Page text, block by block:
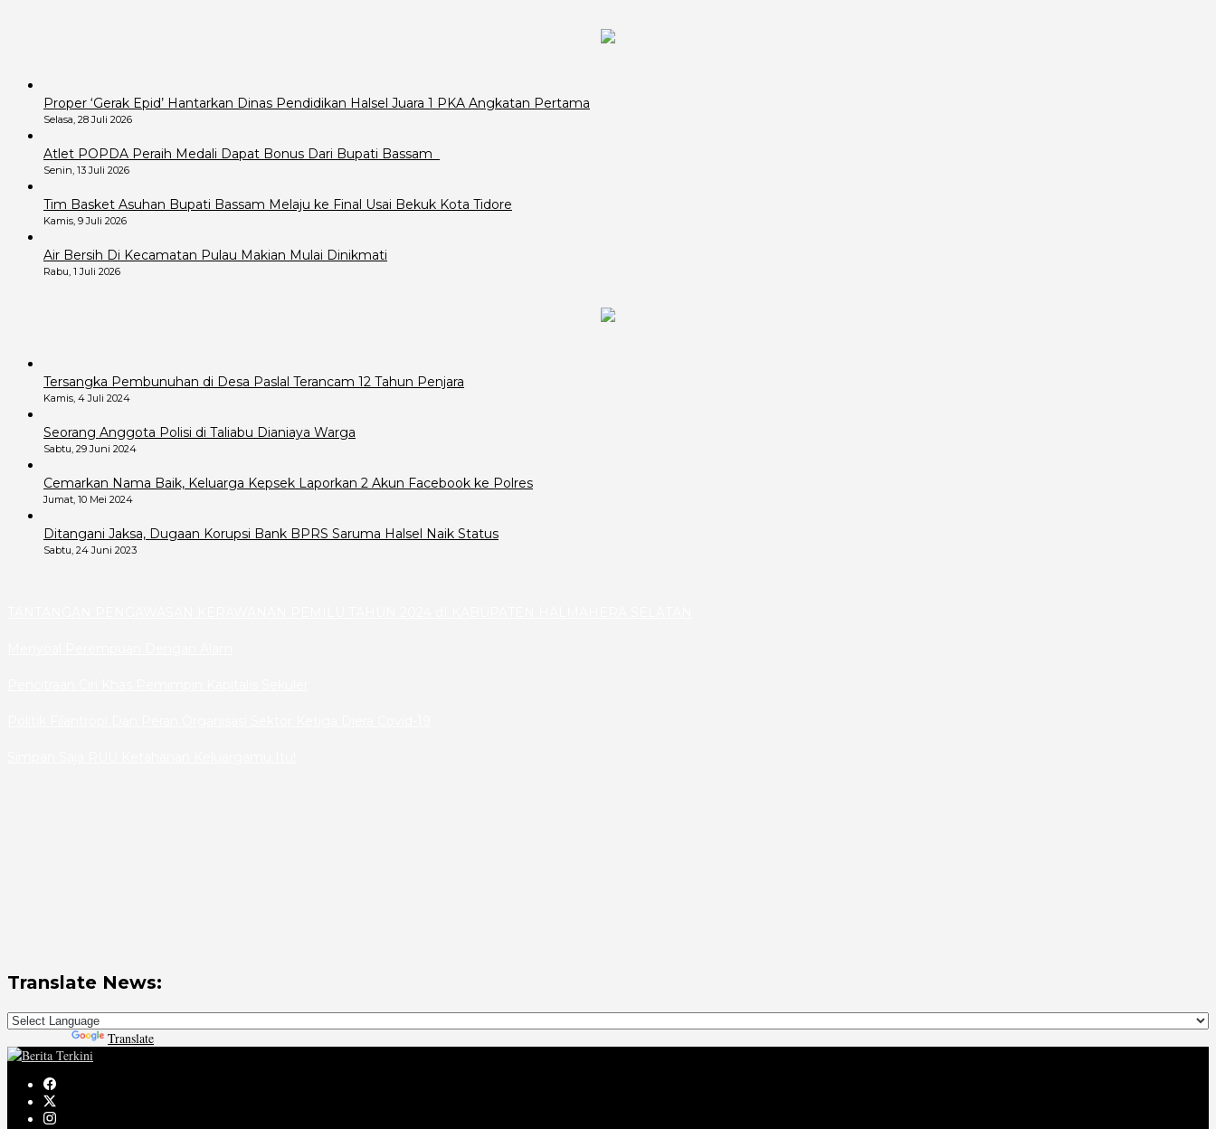
Proper ‘Gerak Epid’ Hantarkan Dinas Pendidikan Halsel Juara 1 PKA Angkatan Pertama
Selasa, 28 Juli 2026
Atlet POPDA Peraih Medali Dapat Bonus Dari Bupati Bassam
Senin, 13 Juli 2026
Tim Basket Asuhan Bupati Bassam Melaju ke Final Usai Bekuk Kota Tidore
Kamis, 9 Juli 2026
Air Bersih Di Kecamatan Pulau Makian Mulai Dinikmati
Rabu, 1 Juli 2026
Tersangka Pembunuhan di Desa Paslal Terancam 12 Tahun Penjara
Kamis, 4 Juli 2024
Seorang Anggota Polisi di Taliabu Dianiaya Warga
Sabtu, 29 Juni 2024
Cemarkan Nama Baik, Keluarga Kepsek Laporkan 2 Akun Facebook ke Polres
Jumat, 10 Mei 2024
Ditangani Jaksa, Dugaan Korupsi Bank BPRS Saruma Halsel Naik Status
Sabtu, 24 Juni 2023
Translate News:
Translate